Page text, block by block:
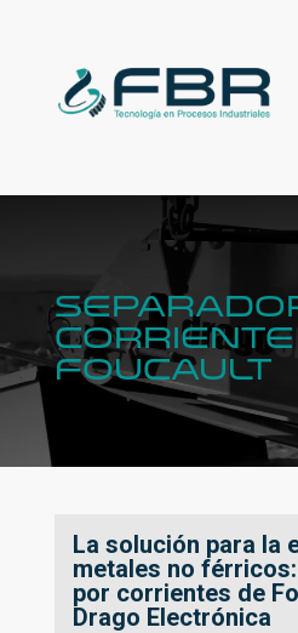
FOUCAULT
La solución para la
metales no
por corrientes de
Drago Electrónica